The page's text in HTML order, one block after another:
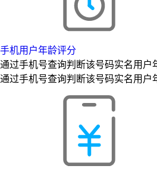
手机用户年龄评分
通过手机号查询判断该号码实名用户
通过手机号查询判断该号码实名用户